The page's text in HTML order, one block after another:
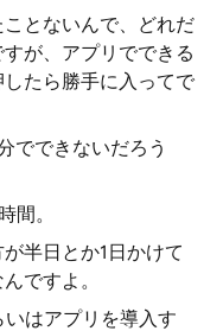
とないんで、どれだ
が、アプリでできる
たら勝手に入ってで
でできないだろう
間。
半日とか1日かけて
ですよ。
はアプリを導入す